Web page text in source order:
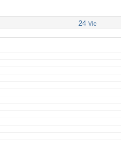
24 Vie